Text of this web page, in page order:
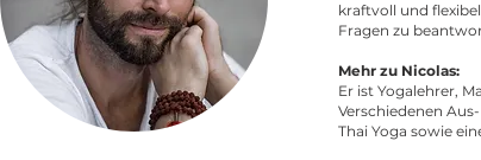
kraftvoll und
Fragen zu
Mehr zu Nicolas:
Er ist Yogalehrer,
Verschiedenen
Thai Yoga sowie